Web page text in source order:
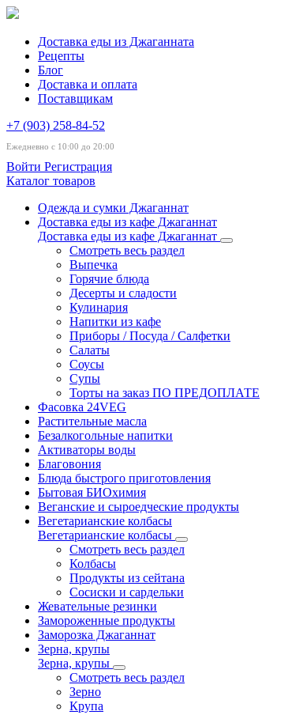
Доставка еды из Джаганната
Рецепты
Блог
Доставка и оплата
Поставщикам
+7 (903) 258-84-52
Ежедневно с 10:00 до 20:00
Войти Регистрация
Каталог товаров
Одежда и сумки Джаганнат
Доставка еды из кафе Джаганнат
Доставка еды из кафе Джаганнат
Смотреть весь раздел
Выпечка
Горячие блюда
Десерты и сладости
Кулинария
Напитки из кафе
Приборы / Посуда / Салфетки
Салаты
Соусы
Супы
Торты на заказ ПО ПРЕДОПЛАТЕ
Фасовка 24VEG
Растительные масла
Безалкогольные напитки
Активаторы воды
Благовония
Блюда быстрого приготовления
Бытовая БИОхимия
Веганские и сыроедческие продукты
Вегетарианские колбасы
Вегетарианские колбасы
Смотреть весь раздел
Колбасы
Продукты из сейтана
Сосиски и сардельки
Жевательные резинки
Замороженные продукты
Заморозка Джаганнат
Зерна, крупы
Зерна, крупы
Смотреть весь раздел
Зерно
Крупа